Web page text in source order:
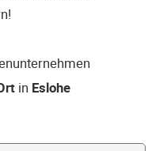
in Eslohe